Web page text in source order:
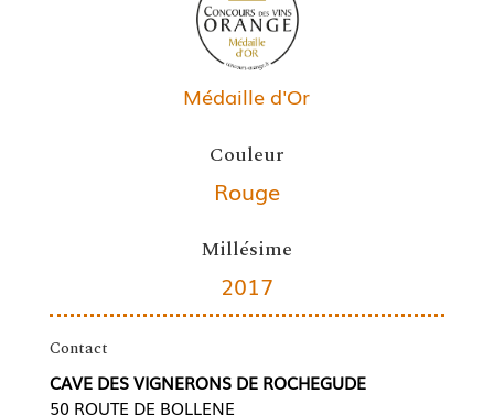
Médaille d'Or
Couleur
Rouge
Millésime
2017
Contact
CAVE DES VIGNERONS DE ROCHEGUDE
50 ROUTE DE BOLLENE